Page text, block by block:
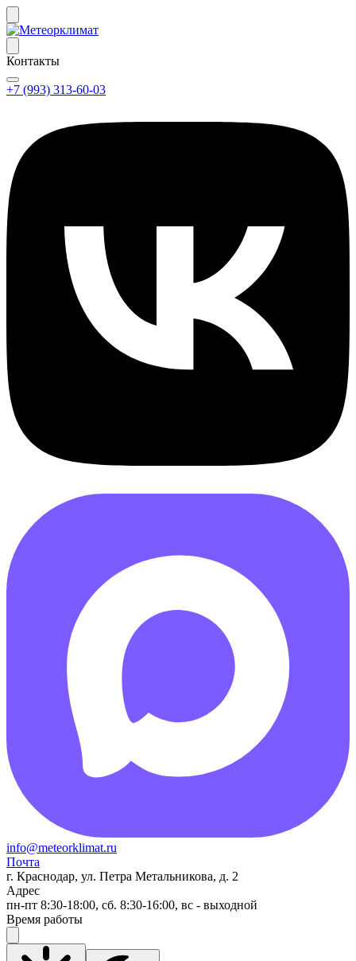
Контакты
+7 (993) 313-60-03
info@meteorklimat.ru
Почта
г. Краснодар, ул. Петра Метальникова, д. 2
Адрес
пн-пт 8:30-18:00, сб. 8:30-16:00, вс - выходной
Время работы